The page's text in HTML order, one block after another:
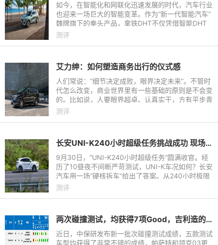
如今，在智能化和网联化迅速发展的时代，汽车行业
也迎来一场巨大的智能变革。作为“新一代智能汽车”
魏牌旗下的拳头产品，拿铁DHT不仅凭借智能DHT
成为中国混动汽车新标杆，还依托咖啡智能平台，率
测评
艾力绅：如何塑造商务出行的仪式感
人们常说：“细节决定成败，眼界决定未来”。不管时
代怎么改变，商业世界里有一些基础的原则是不会变
的。比如说，人要眼界超卓、认真实干，方有平步青
云的机会；比如说，在各种层面的交际场所，汽车是
测评
长安UNI-K240小时超级任务挑战成功 现场拆车见证卓越品质
9月30日，“UNI-K240小时超级任务”圆满收官。经
历了10昼夜不间断严苛测试，UNI-K车况如何？长安
汽车用一场“硬核拆车”给出了答案。从240小时极限
行驶测试到最终的耐力拆解评析，长安汽车进行了全
测评
两次碰撞测试，均获得7项Good，吉利造的车为何如此安全？
近日，中保研发布新一批次碰撞测试成绩，五款测试
车型均获得了非常不错的成绩，帕萨特和领克03更